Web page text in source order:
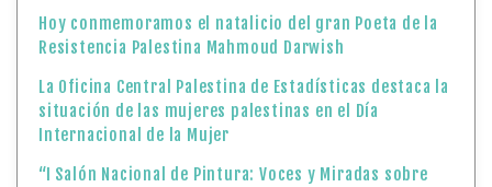
Hoy conmemoramos el natalicio del gran Poeta de la
Resistencia Palestina Mahmoud Darwish
La Oficina Central Palestina de Estadísticas destaca la
situación de las mujeres palestinas en el Día
Internacional de la Mujer
“I Salón Nacional de Pintura: Voces y Miradas sobre